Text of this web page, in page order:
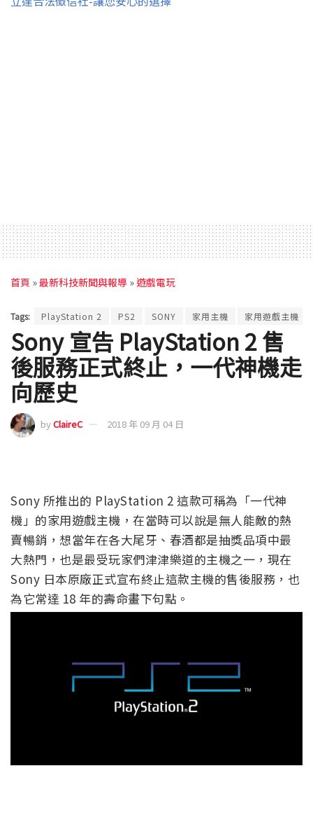
首頁 »最新科技新聞與報導 »遊戲電玩
Tags: PlayStation 2 PS2 SONY 家用主機 家用遊戲主機
Sony 宣告 PlayStation 2 售
後服務正式終止，一代神機走
向歷史
byClaireC 2018 年 09 月 04 日
Sony 所推出的 PlayStation 2 這款可稱為「一代神
機」的家用遊戲主機，在當時可以說是無人能敵的熱
賣暢銷，想當年在各大尾牙、春酒都是抽獎品項中最
大熱門，也是最受玩家們津津樂道的主機之一，現在
Sony 日本原廠正式宣布終止這款主機的售後服務，也
為它常達 18 年的壽命畫下句點。